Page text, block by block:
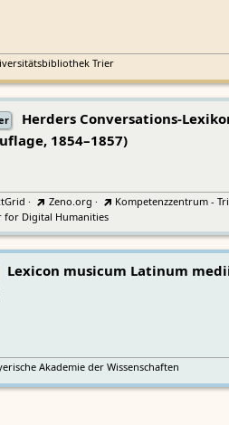
Trier
Herders Conversations-
1854–1857)
· Zeno.org ·
Kompetenzzentrum -
for Digital Humanities
Lexicon musicum Latinum
Akademie der Wissenschaften